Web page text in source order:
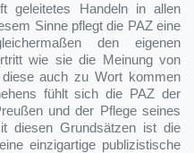
geleitetes Handeln in allen
Sinne pflegt die PAZ eine
den eigenen
wie sie die Meinung von
auch zu Wort kommen
fühlt sich die PAZ der
und der Pflege seines
diesen Grundsätzen ist die
einzigartige publizistische